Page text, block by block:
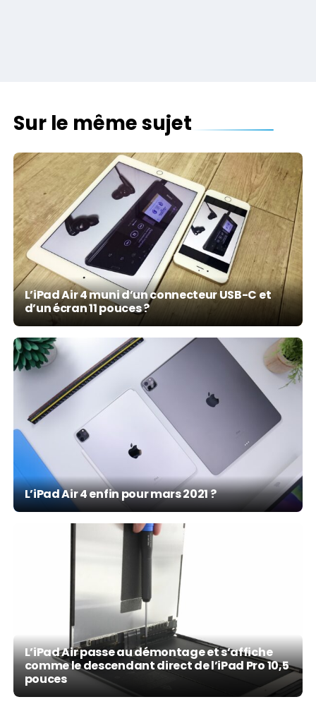
Sur le même sujet
L’iPad Air 4 muni d’un connecteur USB-C et
d’un écran 11 pouces ?
L’iPad Air 4 enfin pour mars 2021 ?
L’iPad Air passe au démontage et s’affiche
comme le descendant direct de l’iPad Pro 10,5
pouces